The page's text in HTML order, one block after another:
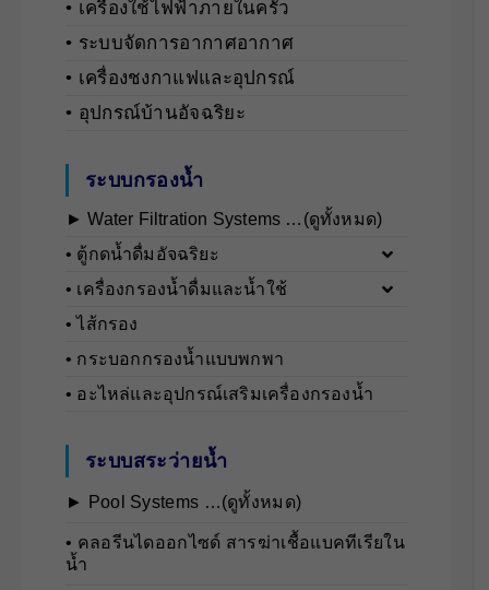
• เครื่องใช้ไฟฟ้าภายในครัว
• ระบบจัดการอากาศอากาศ
• เครื่องชงกาแฟและอุปกรณ์
• อุปกรณ์บ้านอัจฉริยะ
ระบบกรองน้ำ
► Water Filtration Systems …(ดูทั้งหมด)
• ตู้กดน้ำดื่มอัจฉริยะ
• เครื่องกรองน้ำดื่มและน้ำใช้
• ไส้กรอง
• กระบอกกรองน้ำแบบพกพา
• อะไหล่และอุปกรณ์เสริมเครื่องกรองน้ำ
ระบบสระว่ายน้ำ
► Pool Systems …(ดูทั้งหมด)
• คลอรีนไดออกไซด์ สารฆ่าเชื้อแบคทีเรียใน
น้ำ